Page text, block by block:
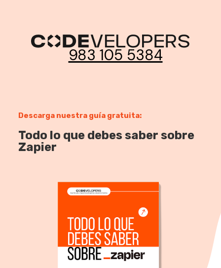
983 105 5384
Descarga nuestra guía gratuita:
Todo lo que debes saber sobre
Zapier